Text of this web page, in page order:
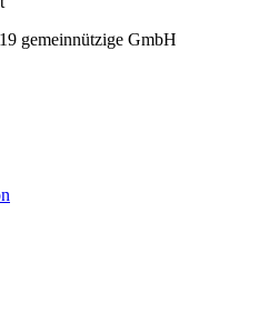
gemeinnützige GmbH